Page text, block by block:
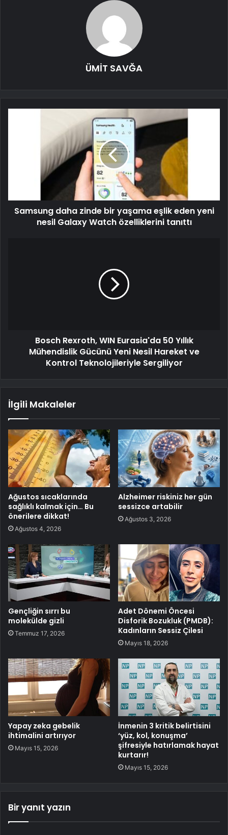
ÜMİT SAVĞA
Samsung daha zinde bir yaşama eşlik eden yeni
nesil Galaxy Watch özelliklerini tanıttı
Bosch Rexroth, WIN Eurasia'da 50 Yıllık
Mühendislik Gücünü Yeni Nesil Hareket ve
Kontrol Teknolojileriyle Sergiliyor
İlgili Makaleler
Ağustos sıcaklarında
sağlıklı kalmak için… Bu
önerilere dikkat!
Ağustos 4, 2026
Alzheimer riskiniz her gün
sessizce artabilir
Ağustos 3, 2026
Gençliğin sırrı bu
molekülde gizli
Temmuz 17, 2026
Adet Dönemi Öncesi
Disforik Bozukluk (PMDB):
Kadınların Sessiz Çilesi
Mayıs 18, 2026
Yapay zeka gebelik
ihtimalini artırıyor
Mayıs 15, 2026
İnmenin 3 kritik belirtisini
‘yüz, kol, konuşma’
şifresiyle hatırlamak hayat
kurtarır!
Mayıs 15, 2026
Bir yanıt yazın